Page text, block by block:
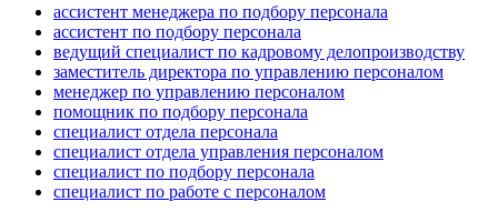
ассистент менеджера по подбору персонала
ассистент по подбору персонала
ведущий специалист по кадровому делопроизводству
заместитель директора по управлению персоналом
менеджер по управлению персоналом
помощник по подбору персонала
специалист отдела персонала
специалист отдела управления персоналом
специалист по подбору персонала
специалист по работе с персоналом